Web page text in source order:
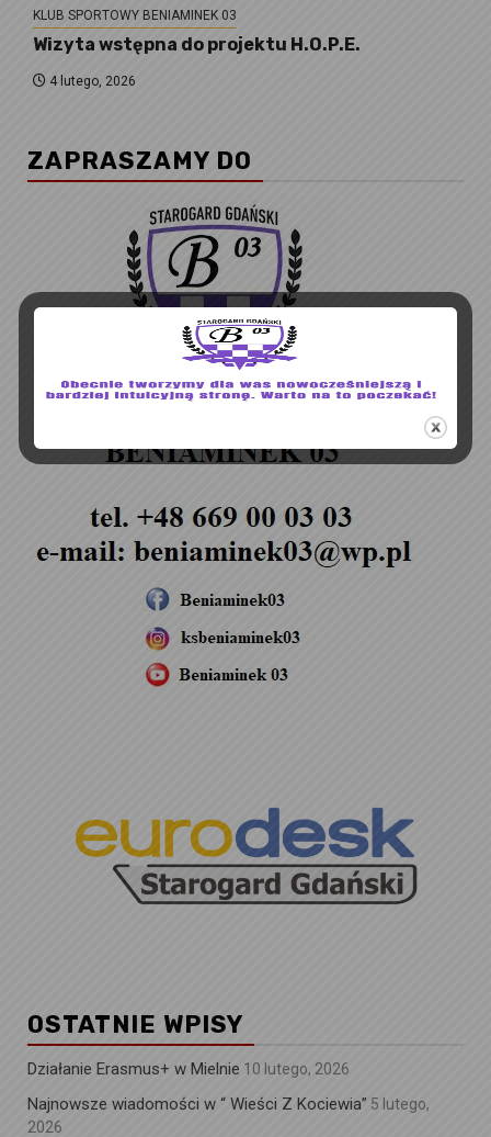
KLUB SPORTOWY BENIAMINEK 03
Wizyta wstępna do projektu H.O.P.E.
4 lutego, 2026
ZAPRASZAMY DO
OSTATNIE WPISY
Działanie Erasmus+ w Mielnie 10 lutego, 2026
Najnowsze wiadomości w “ Wieści Z Kociewia” 5 lutego,
2026